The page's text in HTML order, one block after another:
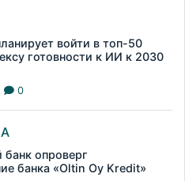
войти в топ-50
готовности к ИИ к 2030
0
опроверг
банка «Oltin Oy Kredit»